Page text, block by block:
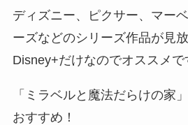
ディズニー、ピクサー、マー
ーズなどのシリーズ作品が見
Disney+だけなのでオススメで
「ミラベルと魔法だらけの家
おすすめ！